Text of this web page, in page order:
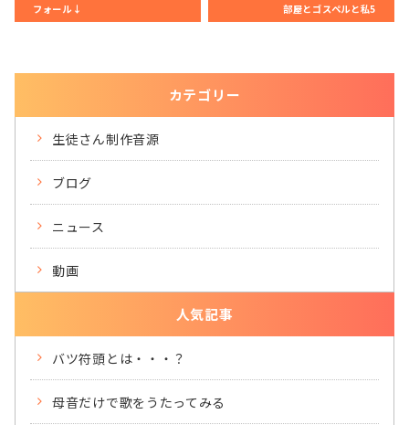
フォール↓ 部屋とゴスペルと私5
カテゴリー
生徒さん制作音源
ブログ
ニュース
動画
人気記事
バツ符頭とは・・・？
母音だけで歌をうたってみる